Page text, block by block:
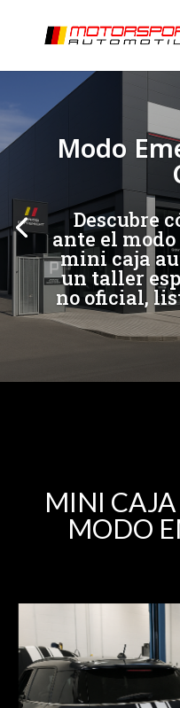
Modo
Descubre
ante el
mini caja
un taller
no oficial,
[/et_pb_slide]
MINI
MODO